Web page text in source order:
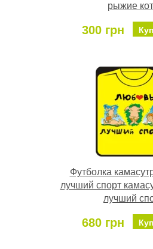
рыжие
300 грн
Футболка
лучший спорт
лучший
680 грн